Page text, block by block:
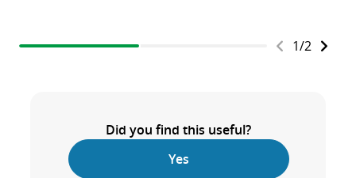
1/2
Did you find this useful?
Yes